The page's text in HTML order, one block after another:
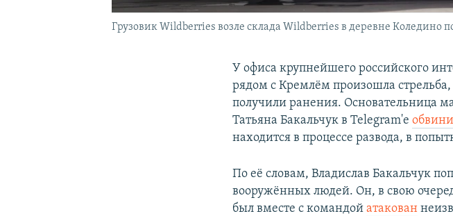
Грузовик Wildberries возле склада Wildberries в деревне Коледино
У офиса крупнейшего российского
рядом с Кремлём произошла
получили ранения. Основательница
Татьяна Бакальчук в Telegram'е
находится в процессе развода, в
По её словам, Владислав Бакальчук
вооружённых людей. Он, в свою
был вместе с командойатакован